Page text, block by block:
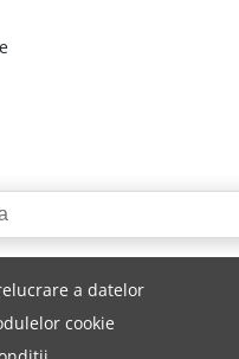
a datelor
cookie